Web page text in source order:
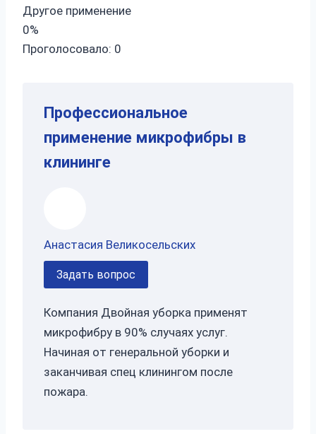
Другое применение
0%
Проголосовало: 0
Профессиональное
применение микрофибры в
клининге
Анастасия Великосельских
Задать вопрос
Компания Двойная уборка применят
микрофибру в 90% случаях услуг.
Начиная от генеральной уборки и
заканчивая спец клинингом после
пожара.